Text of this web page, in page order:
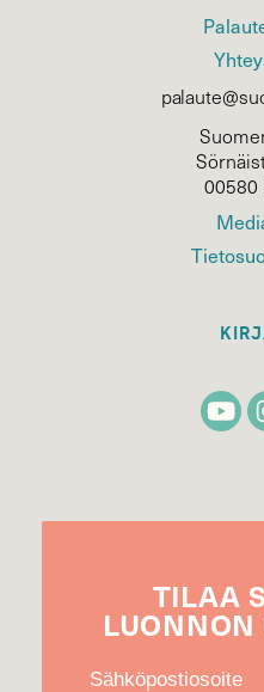
00580
TILAA
LUONNON
Sähköpostiosoite